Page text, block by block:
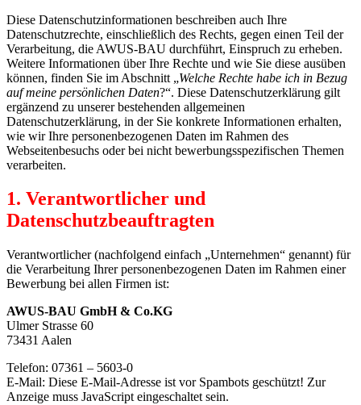
Diese Datenschutzinformationen beschreiben auch Ihre
Datenschutzrechte, einschließlich des Rechts, gegen einen Teil der
Verarbeitung, die AWUS-BAU durchführt, Einspruch zu erheben.
Weitere Informationen über Ihre Rechte und wie Sie diese ausüben
können, finden Sie im Abschnitt „Welche Rechte habe ich in Bezug
auf meine persönlichen Daten?“. Diese Datenschutzerklärung gilt
ergänzend zu unserer bestehenden allgemeinen
Datenschutzerklärung, in der Sie konkrete Informationen erhalten,
wie wir Ihre personenbezogenen Daten im Rahmen des
Webseitenbesuchs oder bei nicht bewerbungsspezifischen Themen
verarbeiten.
1. Verantwortlicher und
Datenschutzbeauftragten
Verantwortlicher (nachfolgend einfach „Unternehmen“ genannt) für
die Verarbeitung Ihrer personenbezogenen Daten im Rahmen einer
Bewerbung bei allen Firmen ist:
AWUS-BAU GmbH & Co.KG
Ulmer Strasse 60
73431 Aalen
Telefon: 07361 – 5603-0
E-Mail: Diese E-Mail-Adresse ist vor Spambots geschützt! Zur
Anzeige muss JavaScript eingeschaltet sein.